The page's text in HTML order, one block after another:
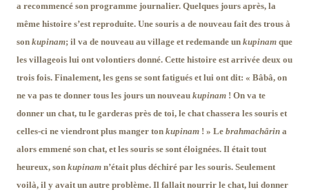
a recommencé son programme journalier. Quelques jours après, la
même histoire s’est reproduite. Une souris a de nouveau fait des trous à
son kupinam; il va de nouveau au village et redemande un kupinam que
les villageois lui ont volontiers donné. Cette histoire est arrivée deux ou
trois fois. Finalement, les gens se sont fatigués et lui ont dit: « Bâbâ, on
ne va pas te donner tous les jours un nouveau kupinam ! On va te
donner un chat, tu le garderas près de toi, le chat chassera les souris et
celles-ci ne viendront plus manger ton kupinam ! » Le brahmachârin a
alors emmené son chat, et les souris se sont éloignées. Il était tout
heureux, son kupinam n’était plus déchiré par les souris. Seulement
voilà, il y avait un autre problème. Il fallait nourrir le chat, lui donner